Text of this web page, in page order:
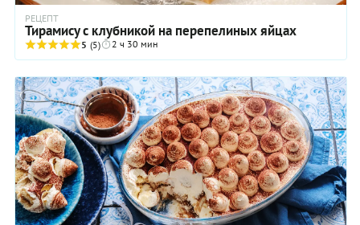
РЕЦЕПТ
Тирамису с клубникой на перепелиных яйцах
5 (5) 2 ч 30 мин